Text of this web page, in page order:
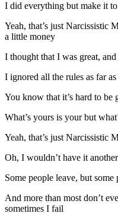
I did everything but make it to
Yeah, that’s just Narcissistic
a little money
I thought that I was great,
I ignored all the rules as far
You know that it’s hard to be
What’s yours is your but
Yeah, that’s just Narcissistic
Oh, I wouldn’t have it
Some people leave, but some
And more than most don’t
sometimes I fail